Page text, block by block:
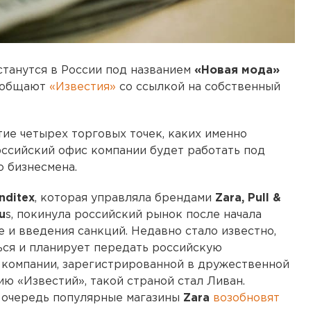
в России под названием «Новая мода»
«Известия» со ссылкой на собственный
четырех торговых точек, каких именно
офис компании будет работать под
бизнесмена.
Inditex, которая управляла брендами Zara, Pull &
s, покинула российский рынок после начала
введения санкций. Недавно стало известно,
и планирует передать российскую
зарегистрированной в дружественной
«Известий», такой страной стал Ливан.
популярные магазины Zara возобновят